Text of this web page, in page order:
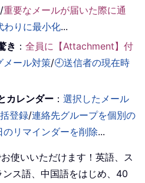
/重要なメールが届いた際に通
りに最小化...
き ：全員に【Attachment】付
メール対策/🕘送信者の現在時
カレンダー ：選択したメール
登録/連絡先グループを個別の
のリマインダーを削除...
使いいただけます！英語、ス
ス語、中国語をはじめ、40